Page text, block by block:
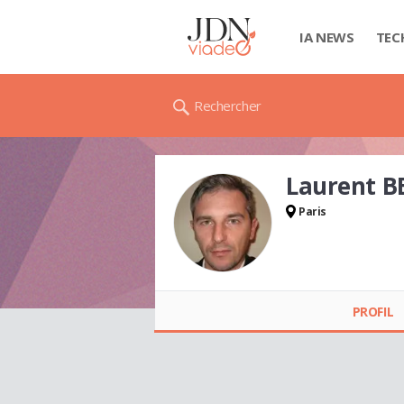
IA NEWS
Rechercher
Laurent
Paris
PROFIL